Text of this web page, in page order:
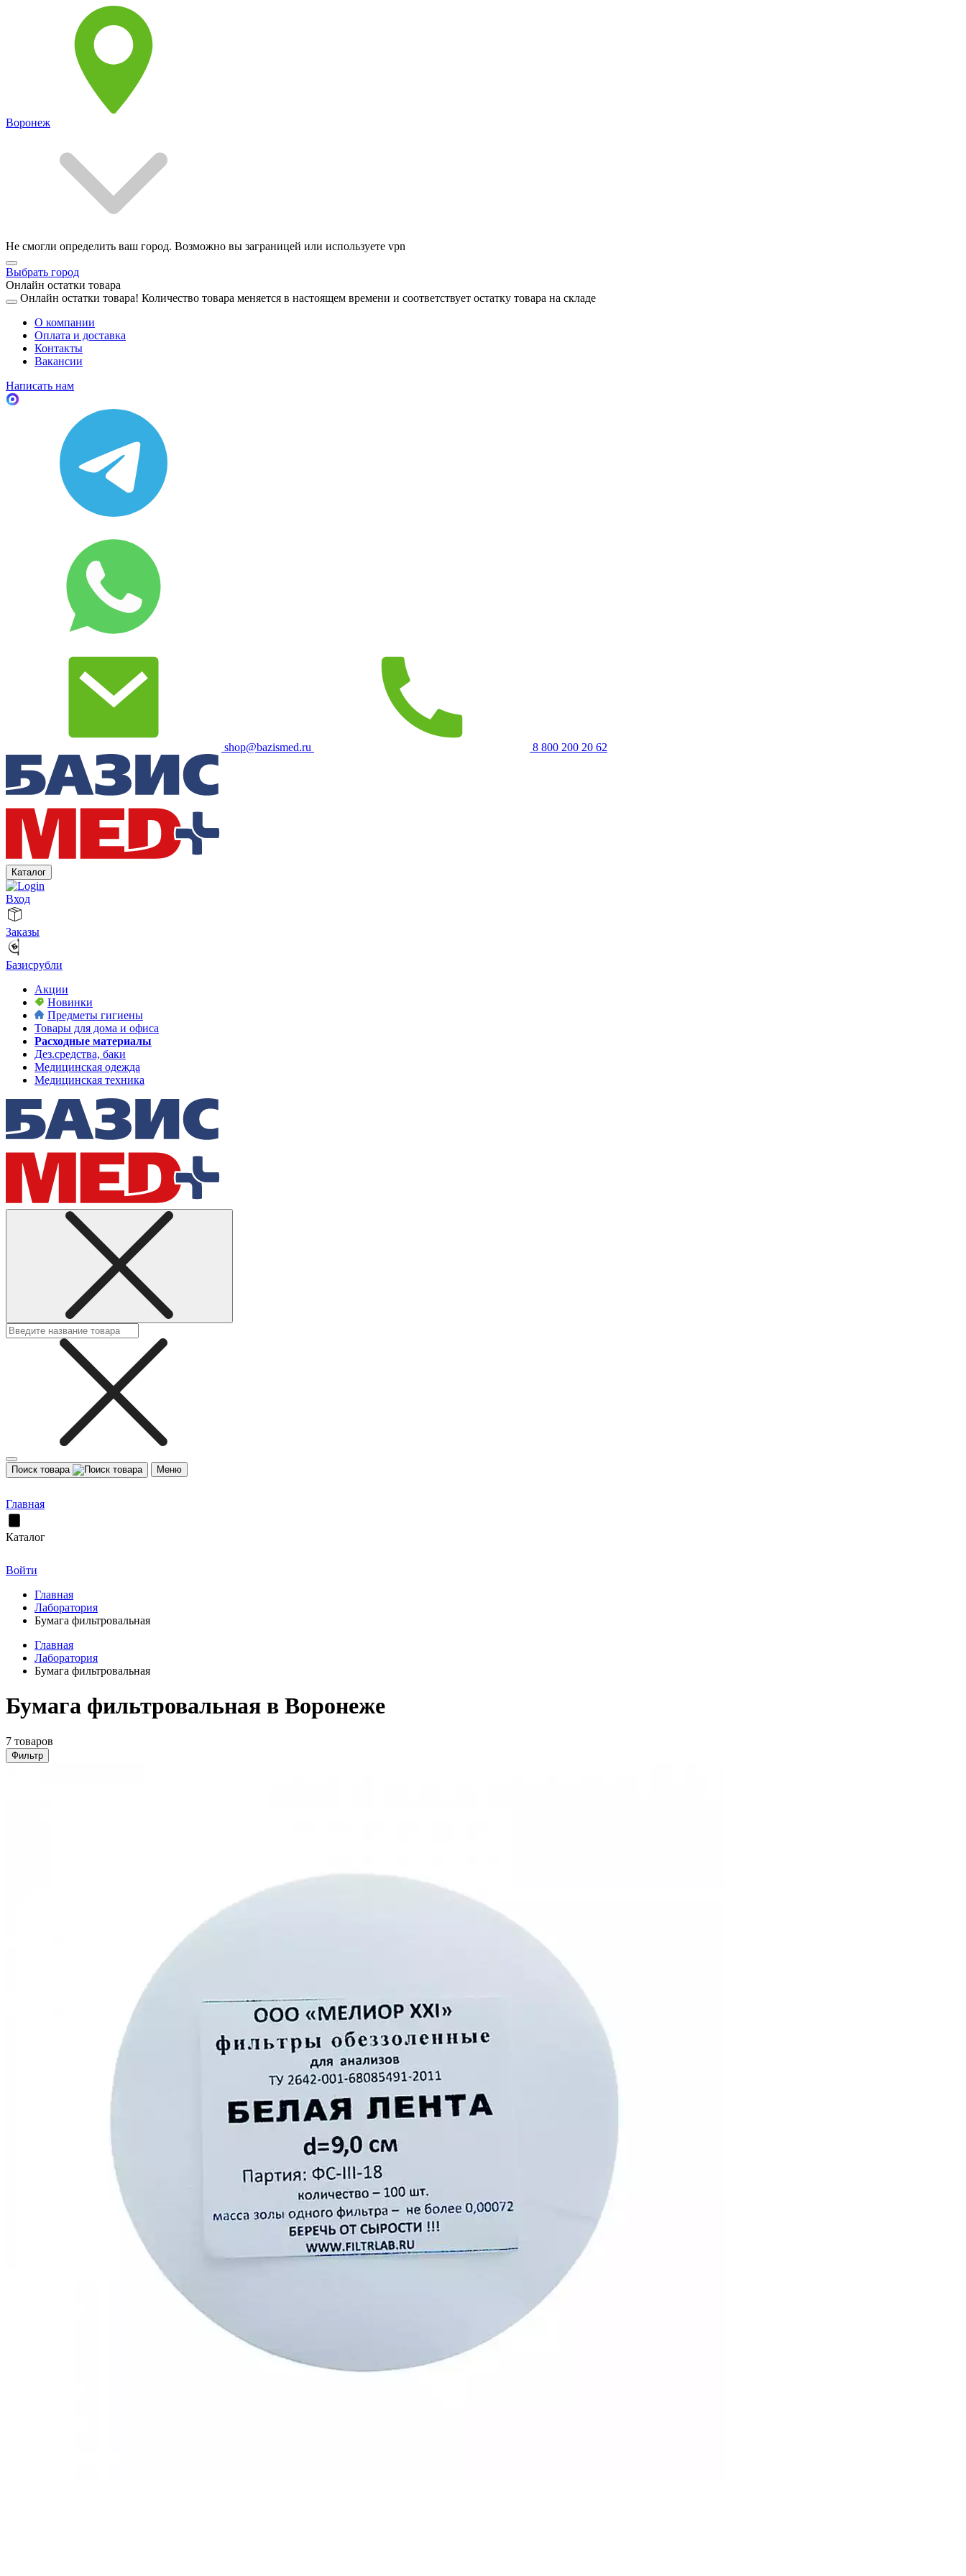
Воронеж
Не смогли определить ваш город. Возможно вы заграницей или используете vpn
Выбрать город
Онлайн остатки товара
Онлайн остатки товара! Количество товара меняется в настоящем времени и соответствует остатку товара на складе
О компании
Оплата и доставка
Контакты
Вакансии
Написать нам
shop@bazismed.ru 8 800 200 20 62
Каталог
Вход
Заказы
Базисрубли
Акции
Новинки
Предметы гигиены
Товары для дома и офиса
Расходные материалы
Дез.средства, баки
Медицинская одежда
Медицинская техника
Поиск товара Меню
Главная
Каталог
Войти
Главная
Лаборатория
Бумага фильтровальная
Главная
Лаборатория
Бумага фильтровальная
Бумага фильтровальная в Воронеже
7 товаров
Фильтр